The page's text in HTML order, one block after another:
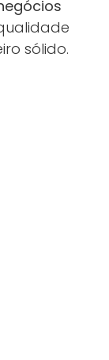
sólido.